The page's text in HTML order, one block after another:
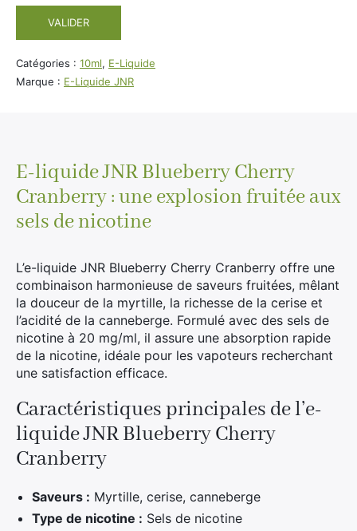
adresse
mail
pour
rejoindre
ce
produit
VALIDER
Catégories : 10ml, E-Liquide
Marque : E-Liquide JNR
E-liquide JNR Blueberry Cherry
Cranberry : une explosion fruitée aux
sels de nicotine
L’e-liquide JNR Blueberry Cherry Cranberry offre une
combinaison harmonieuse de saveurs fruitées, mêlant
la douceur de la myrtille, la richesse de la cerise et
l’acidité de la canneberge. Formulé avec des sels de
nicotine à 20 mg/ml, il assure une absorption rapide
de la nicotine, idéale pour les vapoteurs recherchant
une satisfaction efficace.
Caractéristiques principales de l’e-
liquide JNR Blueberry Cherry
Cranberry
Saveurs : Myrtille, cerise, canneberge
Type de nicotine : Sels de nicotine
10ml
100ml
Salé
Sucré